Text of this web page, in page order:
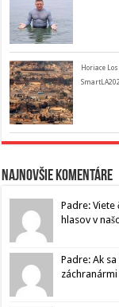
Horiace
Najnovšie komentáre
Padre: Viete
hlasov v
Padre: Ak